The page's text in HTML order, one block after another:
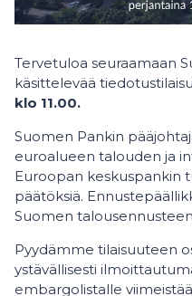
Tervetuloa seuraamaan
käsittelevää
klo 11.00.
Suomen Pankin
euroalueen talouden ja
Euroopan keskuspankin
päätöksiä.
Suomen
Pyydämme tilaisuuteen
ystävällisesti
embargolistalle